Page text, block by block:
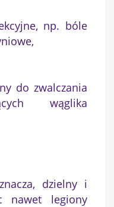
np. bóle
do zwalczania
wąglika
dzielny i
nawet legiony